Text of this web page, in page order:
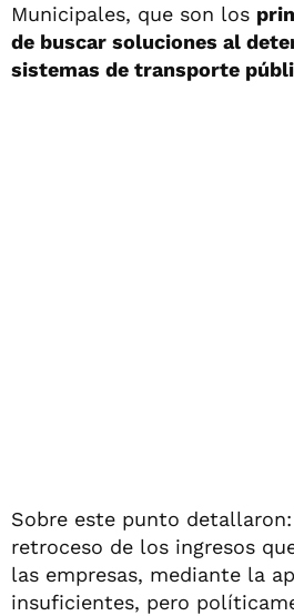
Municipales, que son los
de buscar soluciones al
sistemas de transporte
Sobre este punto
retroceso de los ingresos
las empresas, mediante la
insuficientes, pero